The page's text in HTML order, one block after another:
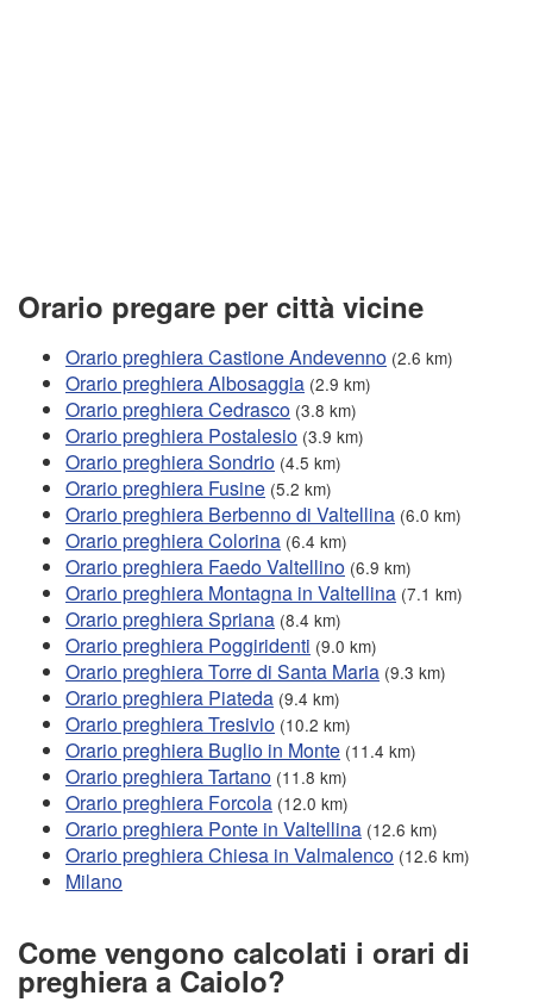
Orario pregare per città vicine
Orario preghiera Castione Andevenno (2.6 km)
Orario preghiera Albosaggia (2.9 km)
Orario preghiera Cedrasco (3.8 km)
Orario preghiera Postalesio (3.9 km)
Orario preghiera Sondrio (4.5 km)
Orario preghiera Fusine (5.2 km)
Orario preghiera Berbenno di Valtellina (6.0 km)
Orario preghiera Colorina (6.4 km)
Orario preghiera Faedo Valtellino (6.9 km)
Orario preghiera Montagna in Valtellina (7.1 km)
Orario preghiera Spriana (8.4 km)
Orario preghiera Poggiridenti (9.0 km)
Orario preghiera Torre di Santa Maria (9.3 km)
Orario preghiera Piateda (9.4 km)
Orario preghiera Tresivio (10.2 km)
Orario preghiera Buglio in Monte (11.4 km)
Orario preghiera Tartano (11.8 km)
Orario preghiera Forcola (12.0 km)
Orario preghiera Ponte in Valtellina (12.6 km)
Orario preghiera Chiesa in Valmalenco (12.6 km)
Milano
Come vengono calcolati i orari di
preghiera a Caiolo?